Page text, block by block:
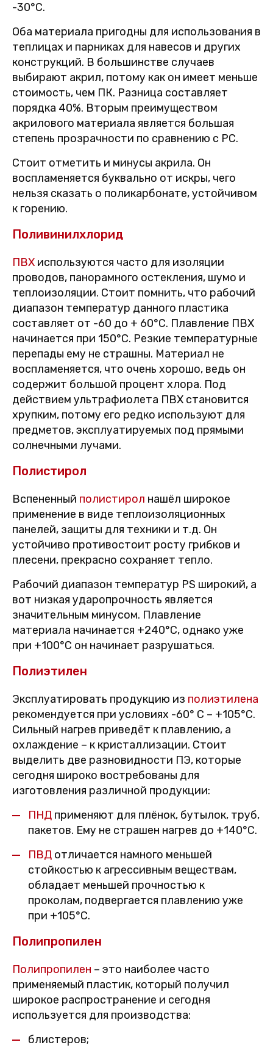
-30°С.
Оба материала пригодны для использования в
теплицах и парниках для навесов и других
конструкций. В большинстве случаев
выбирают акрил, потому как он имеет меньше
стоимость, чем ПК. Разница составляет
порядка 40%. Вторым преимуществом
акрилового материала является большая
степень прозрачности по сравнению с PC.
Стоит отметить и минусы акрила. Он
воспламеняется буквально от искры, чего
нельзя сказать о поликарбонате, устойчивом
к горению.
Поливинилхлорид
ПВХ используются часто для изоляции
проводов, панорамного остекления, шумо и
теплоизоляции. Стоит помнить, что рабочий
диапазон температур данного пластика
составляет от -60 до + 60°C. Плавление ПВХ
начинается при 150°C. Резкие температурные
перепады ему не страшны. Материал не
воспламеняется, что очень хорошо, ведь он
содержит большой процент хлора. Под
действием ультрафиолета ПВХ становится
хрупким, потому его редко используют для
предметов, эксплуатируемых под прямыми
солнечными лучами.
Полистирол
Вспененный полистирол нашёл широкое
применение в виде теплоизоляционных
панелей, защиты для техники и т.д. Он
устойчиво противостоит росту грибков и
плесени, прекрасно сохраняет тепло.
Рабочий диапазон температур PS широкий, а
вот низкая ударопрочность является
значительным минусом. Плавление
материала начинается +240°C, однако уже
при +100°C он начинает разрушаться.
Полиэтилен
Эксплуатировать продукцию из полиэтилена
рекомендуется при условиях -60° C – +105°C.
Сильный нагрев приведёт к плавлению, а
охлаждение – к кристаллизации. Стоит
выделить две разновидности ПЭ, которые
сегодня широко востребованы для
изготовления различной продукции:
ПНД применяют для плёнок, бутылок, труб,
пакетов. Ему не страшен нагрев до +140°C.
ПВД отличается намного меньшей
стойкостью к агрессивным веществам,
обладает меньшей прочностью к
проколам, подвергается плавлению уже
при +105°C.
Полипропилен
Полипропилен – это наиболее часто
применяемый пластик, который получил
широкое распространение и сегодня
используется для производства:
блистеров;